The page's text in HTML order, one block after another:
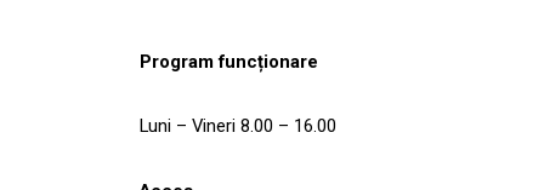
Program funcționare
Luni – Vineri 8.00 – 16.00